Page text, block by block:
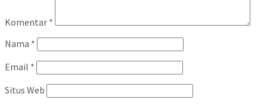
Komentar *
Nama *
Email *
Situs Web